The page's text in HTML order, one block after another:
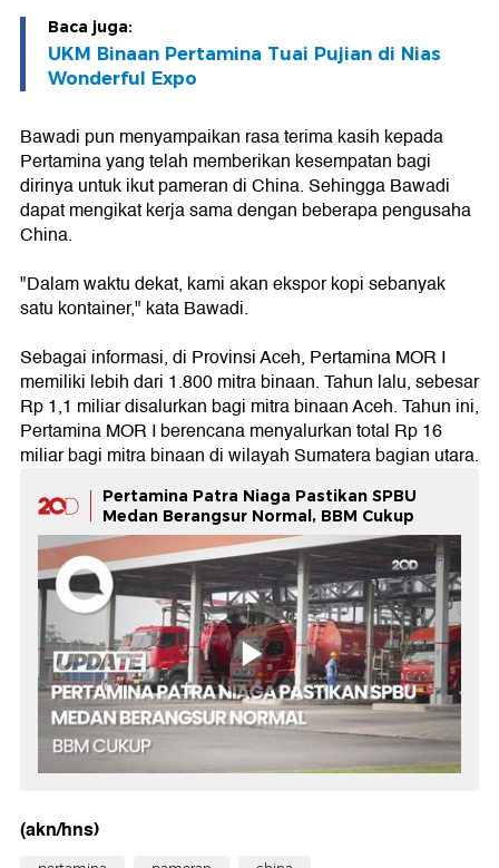
Baca juga:
UKM Binaan Pertamina Tuai Pujian di Nias
Wonderful Expo
Bawadi pun menyampaikan rasa terima kasih kepada
Pertamina yang telah memberikan kesempatan bagi
dirinya untuk ikut pameran di China. Sehingga Bawadi
dapat mengikat kerja sama dengan beberapa pengusaha
China.
"Dalam waktu dekat, kami akan ekspor kopi sebanyak
satu kontainer," kata Bawadi.
Sebagai informasi, di Provinsi Aceh, Pertamina MOR I
memiliki lebih dari 1.800 mitra binaan. Tahun lalu, sebesar
Rp 1,1 miliar disalurkan bagi mitra binaan Aceh. Tahun ini,
Pertamina MOR I berencana menyalurkan total Rp 16
miliar bagi mitra binaan di wilayah Sumatera bagian utara.
Pertamina Patra Niaga Pastikan SPBU
Medan Berangsur Normal, BBM Cukup
(akn/hns)